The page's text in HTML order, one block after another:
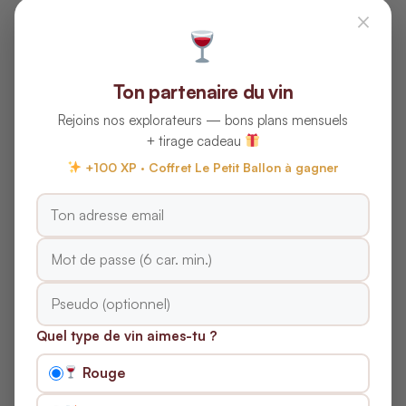
Questions Fréquentes sur
les Terroirs de Great
Southern (Blanc)
Quelles sont les caractéristiques
générales du terroir de Great Southern ?
Comment ce terroir influence-t-il les vins
blancs (style et cépages) ?
Y a-t-il des différences notables entre les
sous-zones de Great Southern pour les
blancs ?
×
Ton partenaire du vin
Rejoins nos explorateurs — bons plans mensuels
+ tirage cadeau
+100 XP · Coffret Le Petit Ballon à gagner
Quel type de vin aimes-tu ?
Rouge